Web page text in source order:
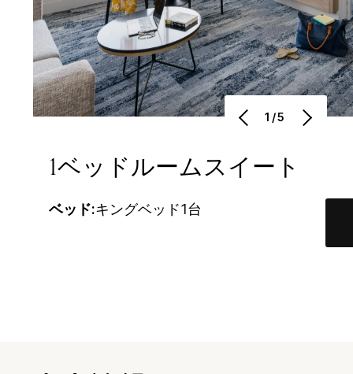
1/5
1ベッドルームスイート
ベッド:キングベッド1台